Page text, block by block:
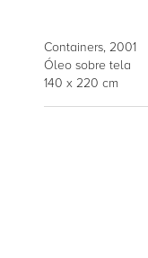
Containers, 2001
Óleo sobre tela
140 x 220 cm